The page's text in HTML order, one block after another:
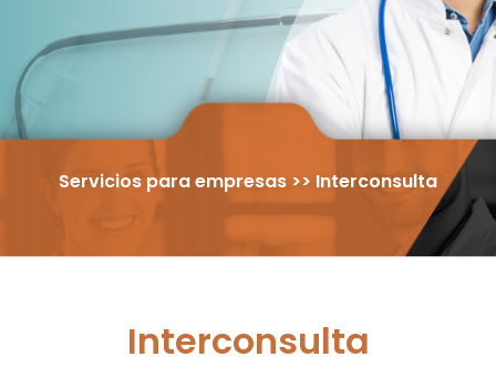
Servicios para empresas >> Interconsulta
Interconsulta